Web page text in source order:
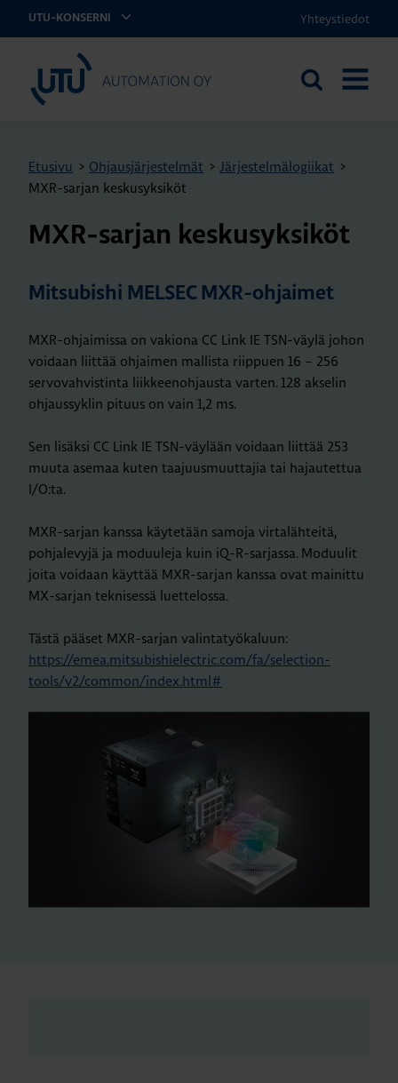
UTU-KONSERNI Yhteystiedot
UTU Automation
Etsi
Etusivu > Ohjausjärjestelmät > Järjestelmälogiikat >
MXR-sarjan keskusyksiköt
MXR-sar­jan kes­kusyk­si­köt
Mitsubishi MELSEC MXR-ohjaimet
MXR-ohjaimissa on vakiona CC Link IE TSN-väylä johon
voidaan liittää ohjaimen mallista riippuen 16 – 256
servovahvistinta liikkeenohjausta varten. 128 akselin
ohjaussyklin pituus on vain 1,2 ms.
Sen lisäksi CC Link IE TSN-väylään voidaan liittää 253
muuta asemaa kuten taajuusmuuttajia tai hajautettua
I/O:ta.
MXR-sarjan kanssa käytetään samoja virtalähteitä,
pohjalevyjä ja moduuleja kuin iQ-R-sarjassa. Moduulit
joita voidaan käyttää MXR-sarjan kanssa ovat mainittu
MX-sarjan teknisessä luettelossa.
Tästä pääset MXR-sarjan valintatyökaluun:
https://emea.mitsubishielectric.com/fa/selection-
tools/v2/common/index.html#